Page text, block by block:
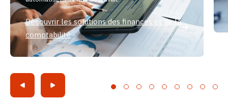
Découvrir les solutions des finances et de la
comptabilité